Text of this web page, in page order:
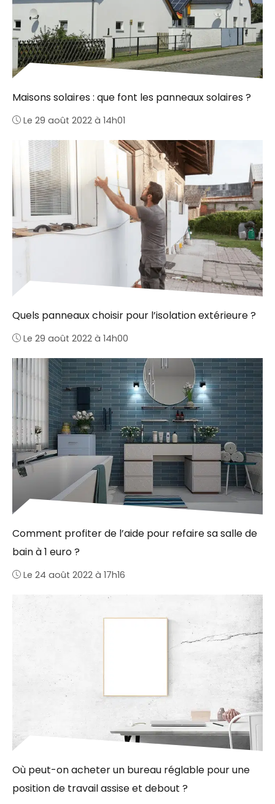
Maisons solaires : que font les panneaux solaires ?
Le 29 août 2022 à 14h01
Quels panneaux choisir pour l’isolation extérieure ?
Le 29 août 2022 à 14h00
Comment profiter de l’aide pour refaire sa salle de
bain à 1 euro ?
Le 24 août 2022 à 17h16
Où peut-on acheter un bureau réglable pour une
position de travail assise et debout ?